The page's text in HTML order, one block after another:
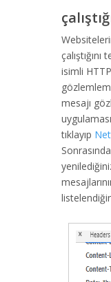
isimli
mesajı
tıklayıp